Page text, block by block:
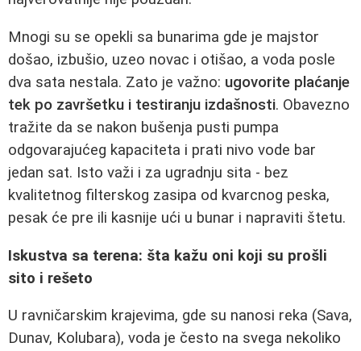
Mnogi su se opekli sa bunarima gde je majstor
došao, izbušio, uzeo novac i otišao, a voda posle
dva sata nestala. Zato je važno: ugovorite plaćanje
tek po završetku i testiranju izdašnosti. Obavezno
tražite da se nakon bušenja pusti pumpa
odgovarajućeg kapaciteta i prati nivo vode bar
jedan sat. Isto važi i za ugradnju sita - bez
kvalitetnog filterskog zasipa od kvarcnog peska,
pesak će pre ili kasnije ući u bunar i napraviti štetu.
Iskustva sa terena: šta kažu oni koji su prošli
sito i rešeto
U ravničarskim krajevima, gde su nanosi reka (Sava,
Dunav, Kolubara), voda je često na svega nekoliko